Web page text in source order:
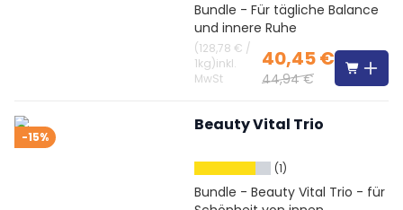
Bundle - Für tägliche Balance
und innere Ruhe
(128,78 € /
1kg)inkl.
MwSt
40,45 €
44,94 €
-15%
Beauty Vital Trio
(1)
Bundle - Beauty Vital Trio - für